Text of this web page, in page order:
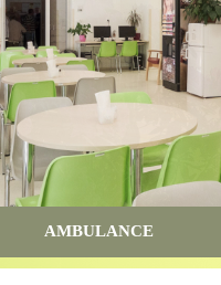
AMBULANCE